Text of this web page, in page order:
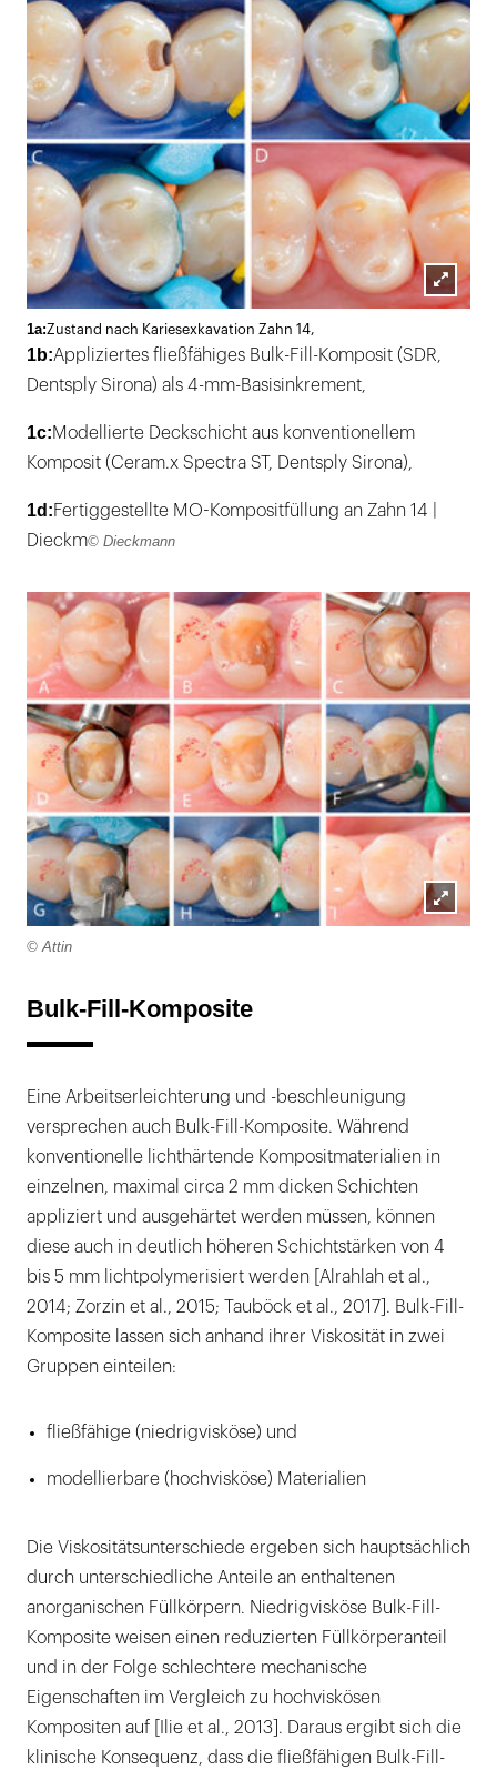
1a:Zustand nach Kariesexkavation Zahn 14,
1b:Appliziertes fließfähiges Bulk-Fill-Komposit (SDR,
Dentsply Sirona) als 4-mm-Basisinkrement,
1c:Modellierte Deckschicht aus konventionellem
Komposit (Ceram.x Spectra ST, Dentsply Sirona),
1d:Fertiggestellte MO-Kompositfüllung an Zahn 14 |
Dieckm© Dieckmann
© Attin
Bulk-Fill-Komposite
Eine Arbeitserleichterung und -beschleunigung
versprechen auch Bulk-Fill-Komposite. Während
konventionelle lichthärtende Kompositmaterialien in
einzelnen, maximal circa 2 mm dicken Schichten
appliziert und ausgehärtet werden müssen, können
diese auch in deutlich höheren Schichtstärken von 4
bis 5 mm lichtpolymerisiert werden [Alrahlah et al.,
2014; Zorzin et al., 2015; Tauböck et al., 2017]. Bulk-Fill-
Komposite lassen sich anhand ihrer Viskosität in zwei
Gruppen einteilen:
fließfähige (niedrigvisköse) und
modellierbare (hochvisköse) Materialien
Die Viskositätsunterschiede ergeben sich hauptsächlich
durch unterschiedliche Anteile an enthaltenen
anorganischen Füllkörpern. Niedrigvisköse Bulk-Fill-
Komposite weisen einen reduzierten Füllkörperanteil
und in der Folge schlechtere mechanische
Eigenschaften im Vergleich zu hochviskösen
Kompositen auf [Ilie et al., 2013]. Daraus ergibt sich die
klinische Konsequenz, dass die fließfähigen Bulk-Fill-